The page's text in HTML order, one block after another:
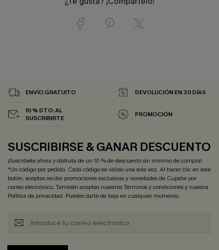
ENVÍO GRATUITO DEVOLUCIÓN EN 30 DÍAS
10 % DTO. AL
SUSCRIBIRTE
PROMOCIÓN
SUSCRIBIRSE & GANAR DESCUENTO
¡Suscríbete ahora y disfruta de un 10 % de descuento sin mínimo de compra!
*Un código por pedido. Cada código es válido una sola vez. Al hacer clic en este
botón, aceptas recibir promociones exclusivas y novedades de Cupshe por
correo electrónico. También aceptas nuestrosTérminos y condicionesy nuestra
Política de privacidad. Puedes darte de baja en cualquier momento.